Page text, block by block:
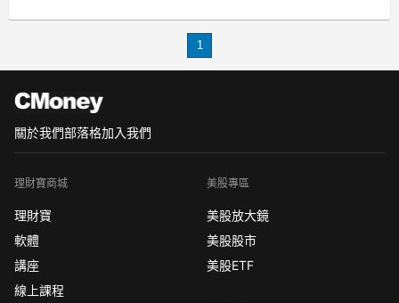
金與貴金屬關系是怎樣的？其實嚴格來
1
關於我們部落格加入我們
理財寶商城
理財寶
軟體
講座
線上課程
美股專區
美股放大鏡
美股股市
美股ETF